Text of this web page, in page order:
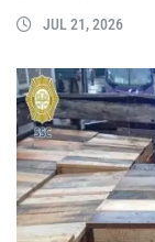
JUL 21, 2026